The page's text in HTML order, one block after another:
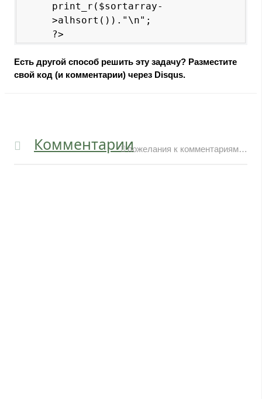
print_r($sortarray-
>alhsort())."\n";
?>
Есть другой способ решить эту задачу? Разместите
свой код (и комментарии) через Disqus.
Комментариипожелания к комментариям…